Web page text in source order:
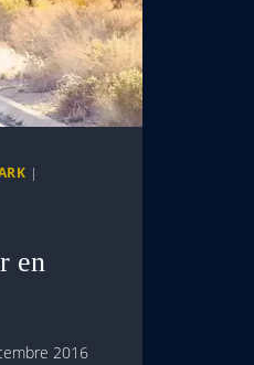
|
en
2016